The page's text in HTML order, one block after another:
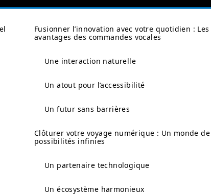
Fusionner l’innovation avec votre quotidien : Les
avantages des commandes vocales
Une interaction naturelle
Un atout pour l’accessibilité
Un futur sans barrières
Clôturer votre voyage numérique : Un monde de
possibilités infinies
Un partenaire technologique
Un écosystème harmonieux